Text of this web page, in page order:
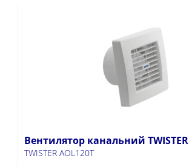
Вентилятор канальний TWISTER
TWISTER AOL120T